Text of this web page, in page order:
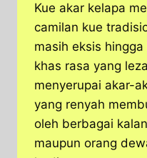
Kue akar kelapa
camilan kue
masih eksis
khas rasa yang
menyerupai akar-
yang renyah
oleh berbagai
maupun orang